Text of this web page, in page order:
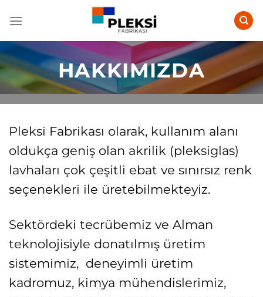
atla
HAKKIMIZDA
Pleksi Fabrikası olarak, kullanım alanı
oldukça geniş olan akrilik (pleksiglas)
lavhaları çok çeşitli ebat ve sınırsız renk
seçenekleri ile üretebilmekteyiz.
Sektördeki tecrübemiz ve Alman
teknolojisiyle donatılmış üretim
sistemimiz, deneyimli üretim
kadromuz, kimya mühendislerimiz,